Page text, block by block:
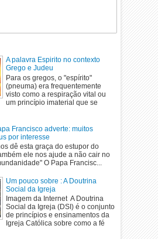
A palavra Espirito no contexto
Grego e Judeu
Para os gregos, o "espírito"
(pneuma) era frequentemente
visto como a respiração vital ou
um princípio imaterial que se
Francisco adverte: muitos
por interesse
dê esta graça do estupor do
ele nos ajude a não cair no
O Papa Francisc...
Um pouco sobre : A Doutrina
Social da Igreja
Imagem da Internet A Doutrina
Social da Igreja (DSI) é o conjunto
de princípios e ensinamentos da
Igreja Católica sobre como a fé